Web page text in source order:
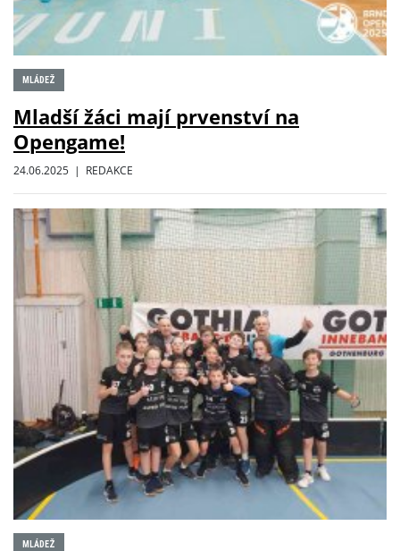
MLÁDEŽ
Mladší žáci mají prvenství na
Opengame!
24.06.2025 | REDAKCE
MLÁDEŽ